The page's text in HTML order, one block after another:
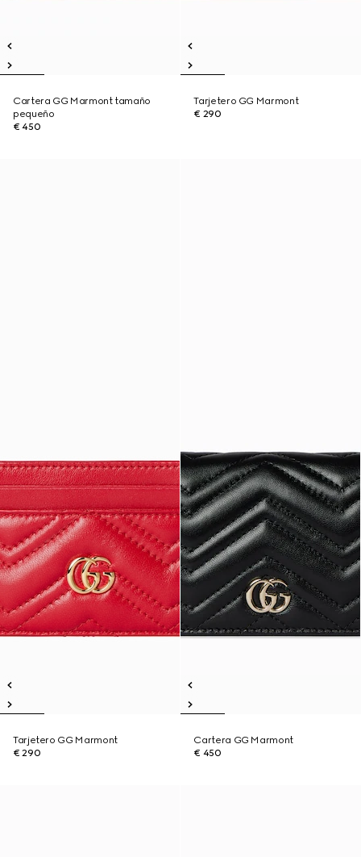
Cartera GG Marmont tamaño
pequeño
€ 450
Tarjetero GG Marmont
€ 290
Tarjetero GG Marmont
€ 290
Cartera GG Marmont
€ 450